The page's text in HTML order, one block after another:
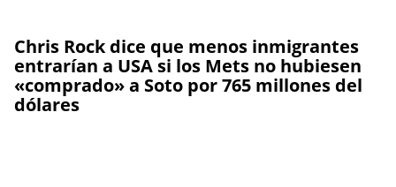
Chris Rock dice que menos inmigrantes
entrarían a USA si los Mets no hubiesen
«comprado» a Soto por 765 millones del
dólares